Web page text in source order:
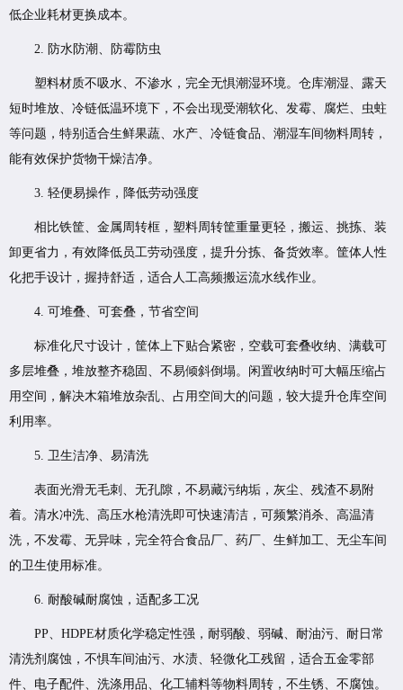
低企业耗材更换成本。
2. 防水防潮、防霉防虫
塑料材质不吸水、不渗水，完全无惧潮湿环境。仓库潮湿、露天
短时堆放、冷链低温环境下，不会出现受潮软化、发霉、腐烂、虫蛀
等问题，特别适合生鲜果蔬、水产、冷链食品、潮湿车间物料周转，
能有效保护货物干燥洁净。
3. 轻便易操作，降低劳动强度
相比铁筐、金属周转框，塑料周转筐重量更轻，搬运、挑拣、装
卸更省力，有效降低员工劳动强度，提升分拣、备货效率。筐体人性
化把手设计，握持舒适，适合人工高频搬运流水线作业。
4. 可堆叠、可套叠，节省空间
标准化尺寸设计，筐体上下贴合紧密，空载可套叠收纳、满载可
多层堆叠，堆放整齐稳固、不易倾斜倒塌。闲置收纳时可大幅压缩占
用空间，解决木箱堆放杂乱、占用空间大的问题，较大提升仓库空间
利用率。
5. 卫生洁净、易清洗
表面光滑无毛刺、无孔隙，不易藏污纳垢，灰尘、残渣不易附
着。清水冲洗、高压水枪清洗即可快速清洁，可频繁消杀、高温清
洗，不发霉、无异味，完全符合食品厂、药厂、生鲜加工、无尘车间
的卫生使用标准。
6. 耐酸碱耐腐蚀，适配多工况
PP、HDPE材质化学稳定性强，耐弱酸、弱碱、耐油污、耐日常
清洗剂腐蚀，不惧车间油污、水渍、轻微化工残留，适合五金零部
件、电子配件、洗涤用品、化工辅料等物料周转，不生锈、不腐蚀。